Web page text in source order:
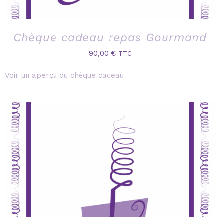
Chèque cadeau repas Gourmand
90,00 € TTC
Voir un aperçu du chèque cadeau